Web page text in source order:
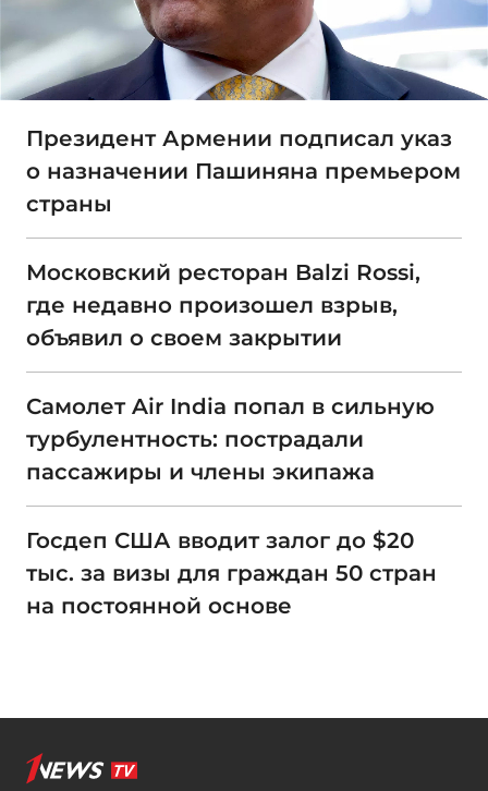
Президент Армении подписал указ
о назначении Пашиняна премьером
страны
Московский ресторан Balzi Rossi,
где недавно произошел взрыв,
объявил о своем закрытии
Самолет Air India попал в сильную
турбулентность: пострадали
пассажиры и члены экипажа
Госдеп США вводит залог до $20
тыс. за визы для граждан 50 стран
на постоянной основе